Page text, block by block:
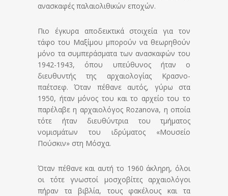
ανασκαφές παλαιολιθικών εποχών.
Πιο έγκυρα αποδεικτικά στοιχεία για τον
τάφο του Μαξίμου μπορούν να θεωρηθούν
μόνο τα συμπεράσματα των ανασκαφών του
1942-1943, όπου υπεύθυνος ήταν ο
διευθυντής της αρχαιολογίας Κρασνο-
παέτσεφ. Όταν πέθανε αυτός, γύρω στα
1950, ήταν μόνος του και το αρχείο του το
παρέλαβε η αρχαιολόγος Rozanova, η οποία
τότε ήταν διευθύντρια του τμήματος
νομισμάτων του ιδρύματος «Μουσείο
Πούσκιν» στη Μόσχα.
Όταν πέθανε και αυτή το 1960 άκληρη, όλοι
οι τότε γνωστοί μοσχοβίτες αρχαιολόγοι
πήραν τα βιβλία, τους φακέλους και τα